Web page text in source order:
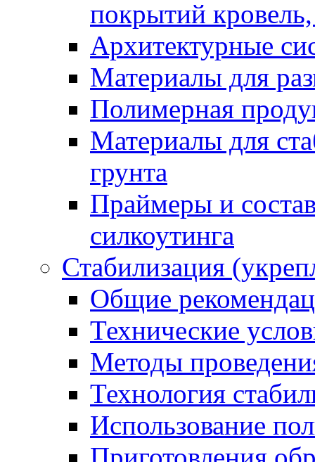
покрытий
Архитектурные
Материалы для
Полимерная
Материалы для
грунта
Праймеры и
силкоутинга
Стабилизация
Общие
Технические
Методы
Технология
Использование